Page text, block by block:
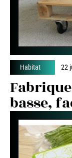
Habitat 22
basse,